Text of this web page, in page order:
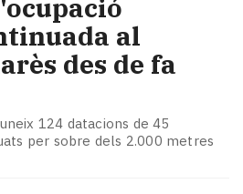
al
des de fa
124 datacions de 45
per sobre dels 2.000 metres